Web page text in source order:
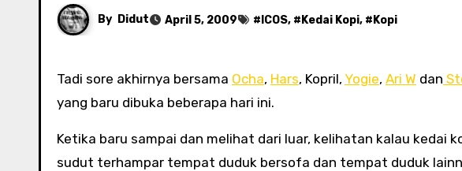
By Didut April 5, 2009 # ICOS, # Kedai Kopi, # Kopi
Tadi sore akhirnya bersama Ocha, Hars, Kopril, Yogie, Ari W dan
yang baru dibuka beberapa hari ini.
Ketika baru sampai dan melihat dari luar, kelihatan kalau kedai
sudut terhampar tempat duduk bersofa dan tempat duduk